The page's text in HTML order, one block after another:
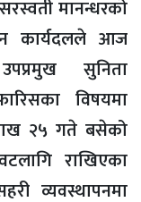
मानन्धरको
कार्यदलले आज
सुनिता
विषयमा
२५ गते बसेको
राखिएका
व्यवस्थापनमा